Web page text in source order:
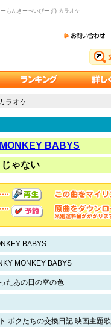
もんきーべいびーず) カラオケ
ラオケ
BABYS
ゃない
BABYS
MONKEY BABYS
たあの日の空の色
ボクたちの交換日記 映画主題歌